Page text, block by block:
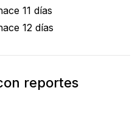
11 días
12 días
reportes